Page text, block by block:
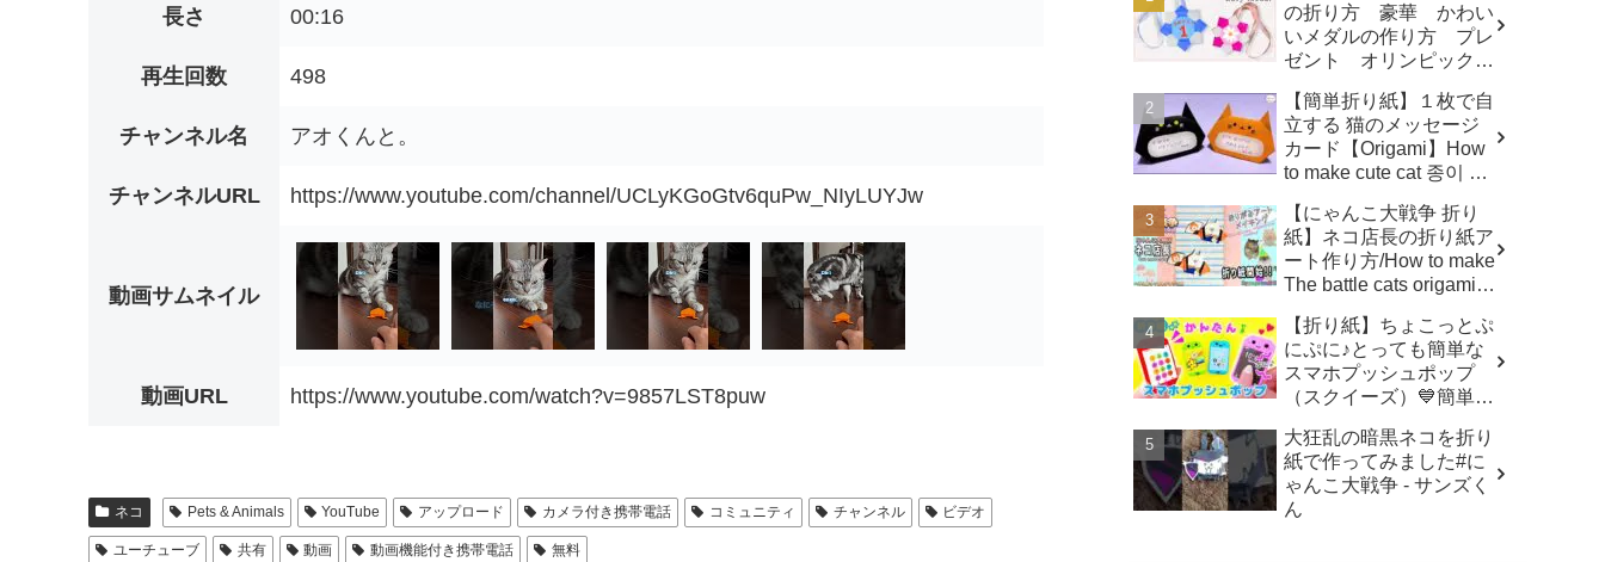
長さ 00:16
再生回数 498
チャンネル名 アオくんと。
チャンネルURL https://www.youtube.com/channel/UCLyKGoGtv6quPw_NIyLUYJw
動画サムネイル
動画URL https://www.youtube.com/watch?v=9857LST8puw
ネコ Pets & Animals YouTube アップロード カメラ付き携帯電話 コミュニティ チャンネル ビデオ
ユーチューブ 共有 動画 動画機能付き携帯電話 無料
の折り方 豪華 かわい
いメダルの作り方 プレ
ゼント オリンピックメ
origamilibrary
【簡単折り紙】１枚で自
立する 猫のメッセージ
カード【Origami】How
to make cute cat 종이 접
ン トトロ Totoro 万圣
节 小猫咪 Halloween -
hana's channel
【にゃんこ大戦争 折り
紙】ネコ店長の折り紙ア
ート作り方/How to make
The battle cats origami
チャンネル【人気キャラ
折り紙(Popular
character origami)】
【折り紙】ちょこっとぷ
にぷに♪とっても簡単な
スマホプッシュポップ
（スクイーズ）💙簡単可
make popit smartphone
Origami -
SodaCatOrigami 楽しい
折り紙♪
大狂乱の暗黒ネコを折り
紙で作ってみました#に
ゃんこ大戦争 - サンズく
ん